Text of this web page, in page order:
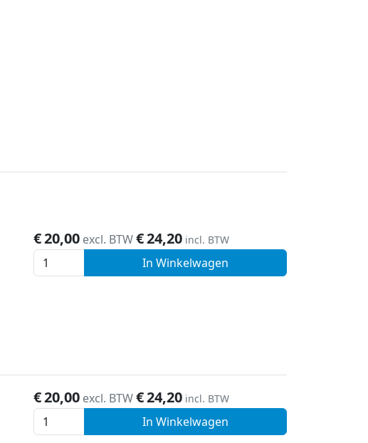
€20,00 excl. BTW€24,20 incl. BTW
In Winkelwagen
€20,00 excl. BTW€24,20 incl. BTW
In Winkelwagen